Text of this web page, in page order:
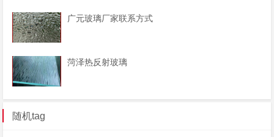
广元玻璃厂家联系方式
菏泽热反射玻璃
随机tag